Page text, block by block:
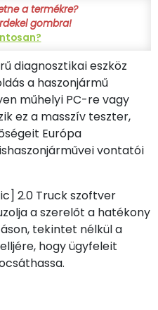
a termékre?
gombra!
diagnosztikai eszköz
a haszonjármű
műhelyi PC-re vagy
ez a masszív teszter,
Európa
vontatói
2.0 Truck szoftver
a szerelőt a hatékony
tekintet nélkül a
hogy ügyfeleit